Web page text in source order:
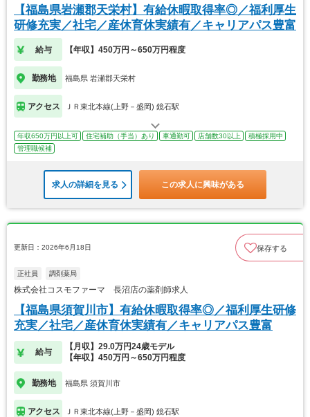
【福島県岩瀬郡天栄村】有給休暇取得率◎／福利厚生
研修充実／社宅／産休育休実績有／キャリアパス豊富
給与 【年収】450万円～650万円程度
勤務地 福島県 岩瀬郡天栄村
アクセス ＪＲ東北本線(上野－盛岡) 鏡石駅
年収650万円以上可 住宅補助（手当）あり 車通勤可 店舗数30以上
積極採用中
管理職候補
求人の詳細を見る この求人に興味がある
更新日：2026年6月18日 保存する
正社員 調剤薬局
株式会社コスモファーマ 長沼店の薬剤師求人
【福島県須賀川市】有給休暇取得率◎／福利厚生研修
充実／社宅／産休育休実績有／キャリアパス豊富
給与
【月収】29.0万円24歳モデル
【年収】450万円～650万円程度
勤務地 福島県 須賀川市
アクセス ＪＲ東北本線(上野－盛岡) 鏡石駅